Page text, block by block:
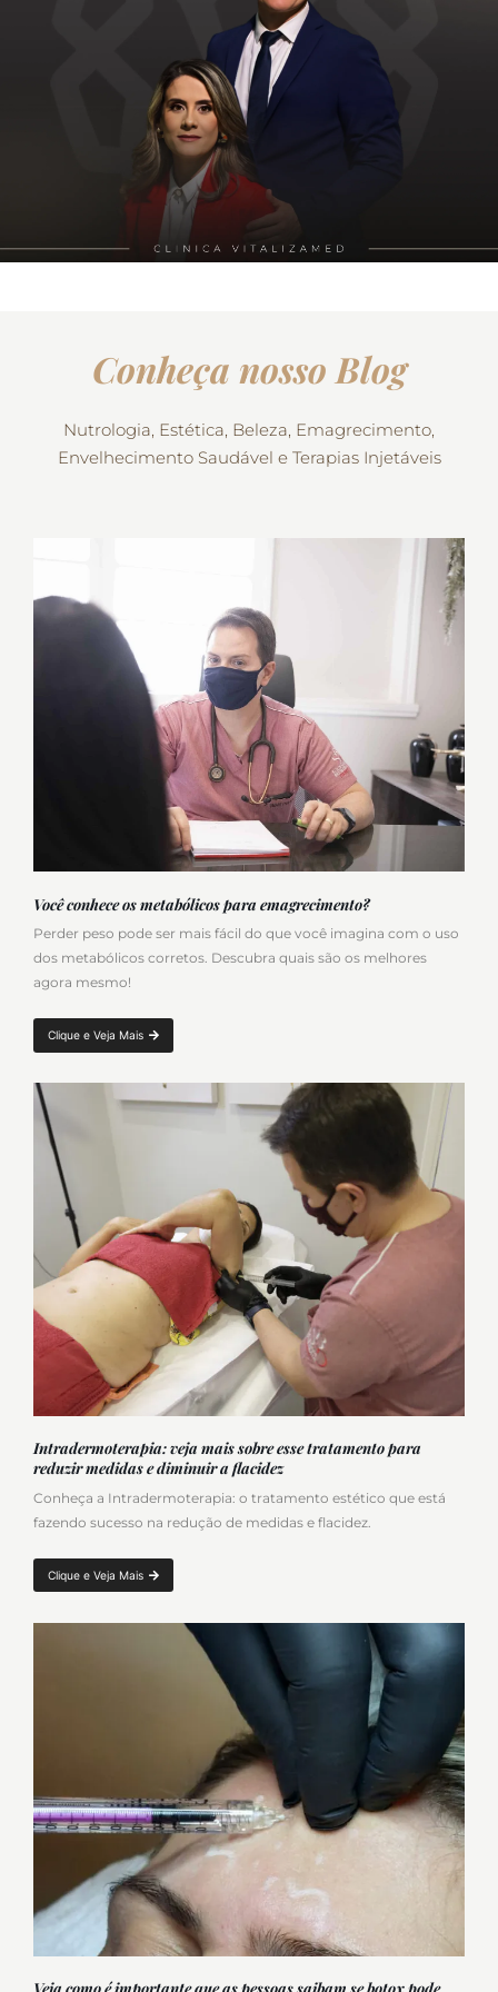
Conheça nosso Blog
Nutrologia, Estética, Beleza, Emagrecimento,
Envelhecimento Saudável e Terapias Injetáveis
Você conhece os metabólicos para emagrecimento?
Perder peso pode ser mais fácil do que você imagina com o uso
dos metabólicos corretos. Descubra quais são os melhores
agora mesmo!
Clique e Veja Mais
Intradermoterapia: veja mais sobre esse tratamento para
reduzir medidas e diminuir a flacidez
Conheça a Intradermoterapia: o tratamento estético que está
fazendo sucesso na redução de medidas e flacidez.
Clique e Veja Mais
Veja como é importante que as pessoas saibam se botox pode